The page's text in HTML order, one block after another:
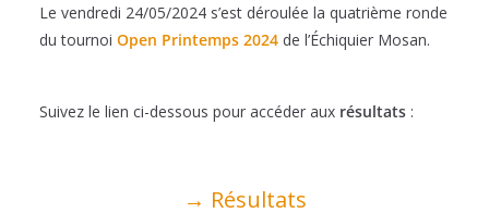
Le vendredi 24/05/2024 s’est déroulée la quatrième ronde
du tournoi Open Printemps 2024 de l’Échiquier Mosan.
Suivez le lien ci-dessous pour accéder aux résultats :
→ Résultats